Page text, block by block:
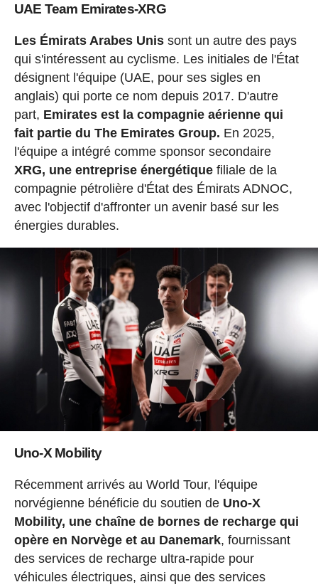
UAE Team Emirates-XRG
Les Émirats Arabes Unissont un autre des pays
qui s'intéressent au cyclisme. Les initiales de l'État
désignent l'équipe (UAE, pour ses sigles en
anglais) qui porte ce nom depuis 2017. D'autre
part, Emirates est la compagnie aérienne qui
fait partie du The Emirates Group. En 2025,
l'équipe a intégré comme sponsor secondaire
XRG, une entreprise énergétiquefiliale de la
compagnie pétrolière d'État des Émirats ADNOC,
avec l'objectif d'affronter un avenir basé sur les
énergies durables.
Uno-X Mobility
Récemment arrivés au World Tour, l'équipe
norvégienne bénéficie du soutien de Uno-X
Mobility, une chaîne de bornes de recharge qui
opère en Norvège et au Danemark, fournissant
des services de recharge ultra-rapide pour
véhicules électriques, ainsi que des services